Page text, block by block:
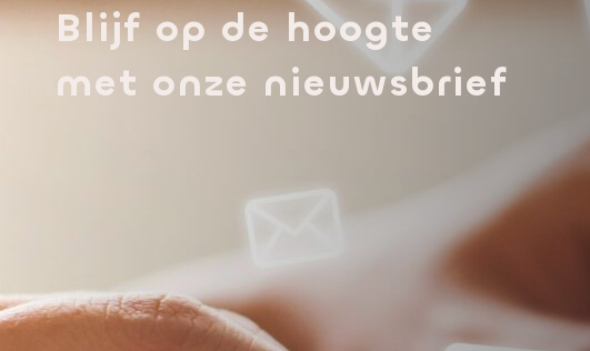
Blijf op de hoogte
met onze nieuwsbrief